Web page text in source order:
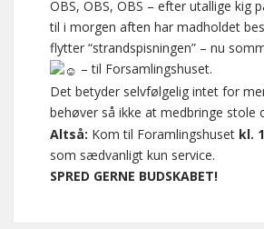
OBS, OBS, OBS – efter utallige kig
til i morgen aften har madholdet
flytter “strandspisningen” – nu
– til Forsamlingshuset.
Det betyder selvfølgelig intet for
behøver så ikke at medbringe stole
Altså: Kom til Foramlingshuset kl.
som sædvanligt kun service.
SPRED GERNE BUDSKABET!